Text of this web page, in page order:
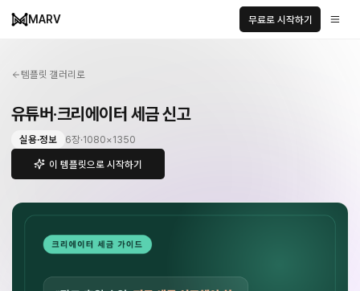
MARV 무료로 시작하기
템플릿 갤러리로
유튜버·크리에이터 세금 신고
실용·정보 6장·1080×1350
이 템플릿으로 시작하기